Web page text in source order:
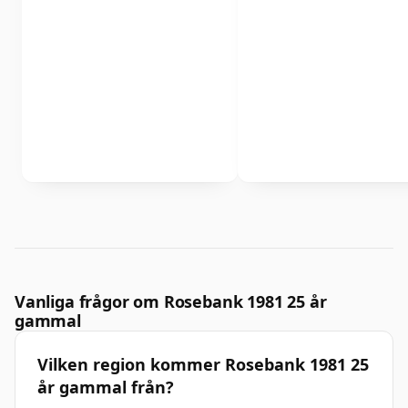
Vanliga frågor om Rosebank 1981 25 år
gammal
Vilken region kommer Rosebank 1981 25
år gammal från?